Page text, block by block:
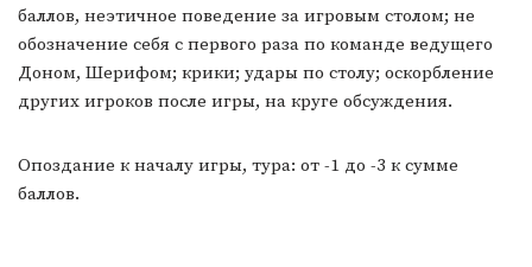
баллов, неэтичное поведение за игровым столом; не
обозначение себя с первого раза по команде ведущего
Доном, Шерифом; крики; удары по столу; оскорбление
других игроков после игры, на круге обсуждения.
Опоздание к началу игры, тура: от -1 до -3 к сумме
баллов.